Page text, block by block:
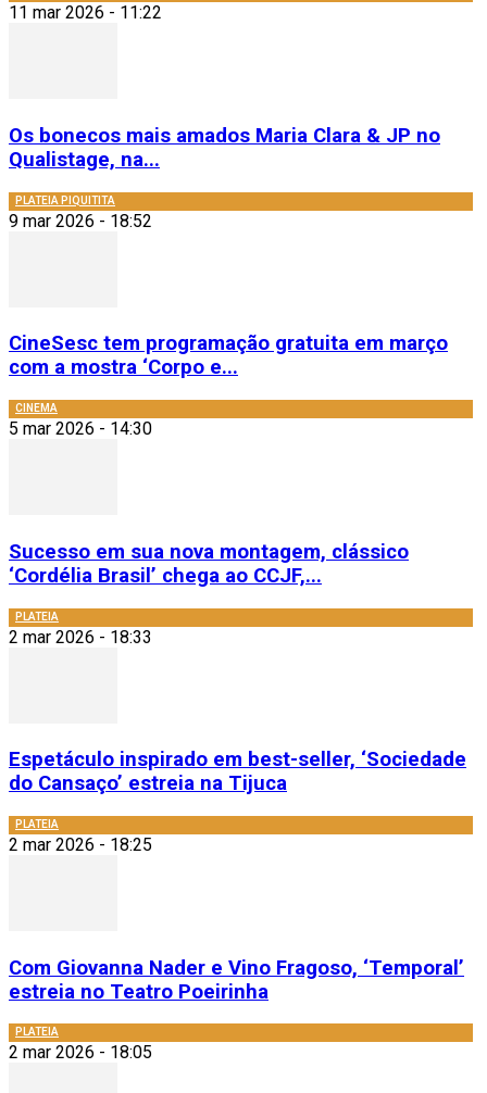
11 mar 2026 - 11:22
Os bonecos mais amados Maria Clara & JP no
Qualistage, na...
PLATEIA PIQUITITA
9 mar 2026 - 18:52
CineSesc tem programação gratuita em março
com a mostra ‘Corpo e...
CINEMA
5 mar 2026 - 14:30
Sucesso em sua nova montagem, clássico
‘Cordélia Brasil’ chega ao CCJF,...
PLATEIA
2 mar 2026 - 18:33
Espetáculo inspirado em best-seller, ‘Sociedade
do Cansaço’ estreia na Tijuca
PLATEIA
2 mar 2026 - 18:25
Com Giovanna Nader e Vino Fragoso, ‘Temporal’
estreia no Teatro Poeirinha
PLATEIA
2 mar 2026 - 18:05